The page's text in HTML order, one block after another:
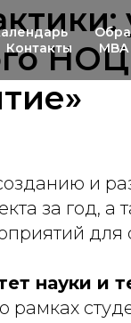
Контакты
и
за год,
для
науки и
рамках